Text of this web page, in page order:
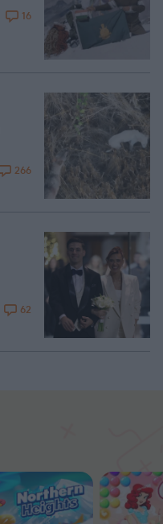
16
266
62